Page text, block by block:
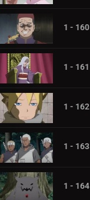
1 - 160
1 - 161
1 - 162
1 - 163
1 - 164